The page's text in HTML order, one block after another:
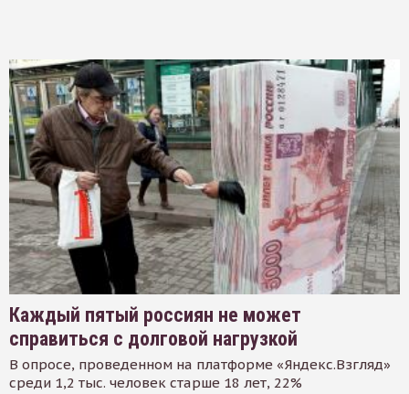
Каждый пятый россиян не может
справиться с долговой нагрузкой
В опросе, проведенном на платформе «Яндекс.Взгляд»
среди 1,2 тыс. человек старше 18 лет, 22%